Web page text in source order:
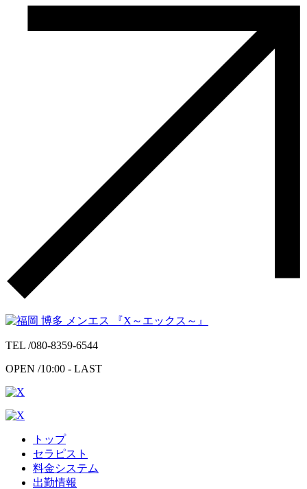
TEL /080-8359-6544
OPEN /10:00 - LAST
トップ
セラピスト
料金システム
出勤情報